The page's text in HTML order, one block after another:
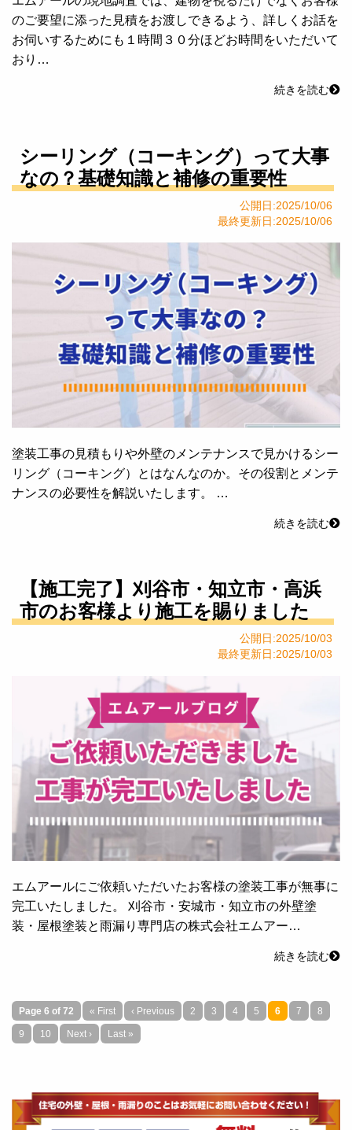
のご要望に添った見積をお渡しできるよう、詳しくお話を
お伺いするためにも１時間３０分ほどお時間をいただいて
おり…
続きを読む
シーリング（コーキング）って大事
なの？基礎知識と補修の重要性
公開日:2025/10/06
最終更新日:2025/10/06
塗装工事の見積もりや外壁のメンテナンスで見かけるシー
リング（コーキング）とはなんなのか。その役割とメンテ
ナンスの必要性を解説いたします。 …
続きを読む
【施工完了】刈谷市・知立市・高浜
市のお客様より施工を賜りました
公開日:2025/10/03
最終更新日:2025/10/03
エムアールにご依頼いただいたお客様の塗装工事が無事に
完工いたしました。 刈谷市・安城市・知立市の外壁塗
装・屋根塗装と雨漏り専門店の株式会社エムアー…
続きを読む
Page 6 of 72 « First ‹ Previous 2 3 4 5 6 7 8
9 10 Next › Last »